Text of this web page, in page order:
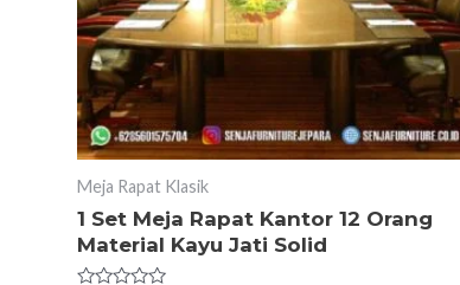
Meja Rapat Klasik
1 Set Meja Rapat Kantor 12 Orang
Material Kayu Jati Solid